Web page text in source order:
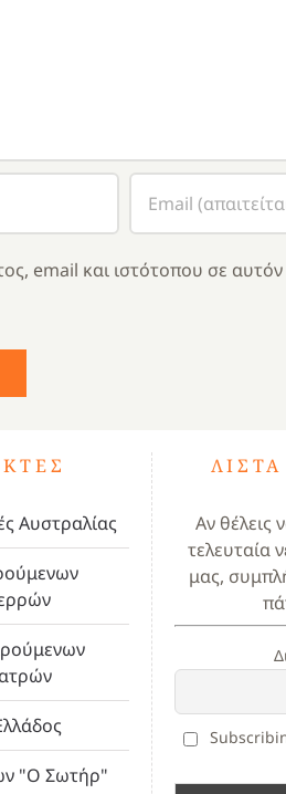
email και ιστότοπου σε
Αυστραλίας
"Ο Σωτήρ"
Αν θέλεις
τελευταία
μας,